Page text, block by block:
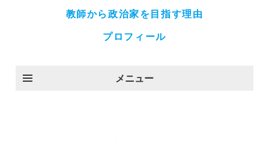
教師から政治家を目指す理由
プロフィール
メニュー